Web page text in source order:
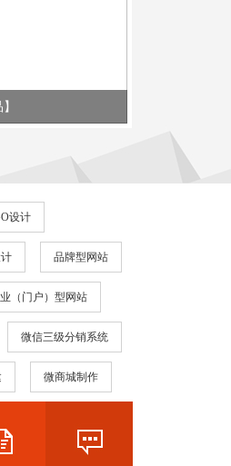
设计
品牌型网站
（门户）型网站
微信三级分销系统
微商城制作